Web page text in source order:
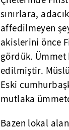
sınırlara,
affedilmeyen
akislerini önce
gördük. Ümmet
edilmiştir.
Eski
mutlaka
Bazen lokal